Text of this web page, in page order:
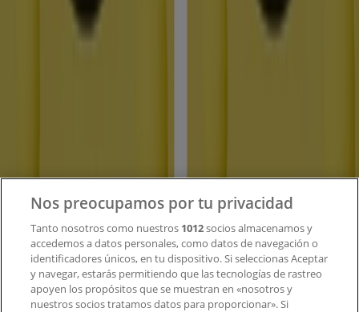
Contacto comercial y de marketing
Tienda mal colocada en el mapa
Notificar un folleto
¿Encontraste un problema en la web o en la
Nos preocupamos por tu privacidad
Tanto nosotros como nuestros 1012socios almacenamos y
accedemos a datos personales, como datos de navegación o
identificadores únicos, en tu dispositivo. Si seleccionas Aceptar
y navegar, estarás permitiendo que las tecnologías de rastreo
apoyen los propósitos que se muestran en «nosotros y
nuestros socios tratamos datos para proporcionar». Si